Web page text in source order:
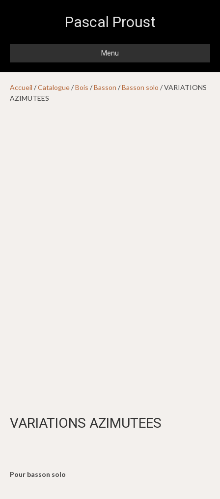
Pascal Proust
Menu
Accueil /Catalogue/Bois /Basson /Basson solo / VARIATIONS
AZIMUTEES
VARIATIONS AZIMUTEES
Pour basson solo